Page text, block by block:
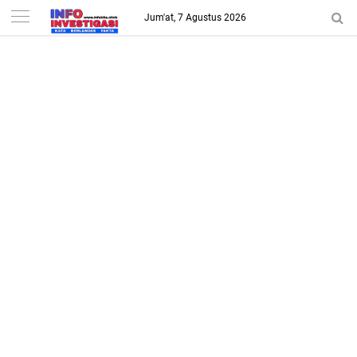
-->
Jum'at, 7 Agustus 2026